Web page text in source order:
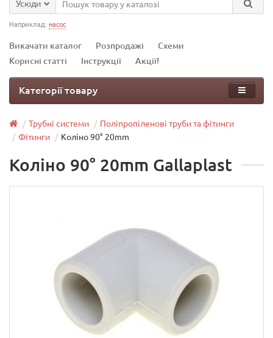
Усюди
Наприклад: насос
Викачати каталог Розпродажі
Схеми
Корисні статті
Інструкції Акції!
Категорії товару
Трубні системи
Поліпропіленові труби та фітинги
Фітинги
Коліно 90° 20mm
Коліно 90° 20mm Gallaplast